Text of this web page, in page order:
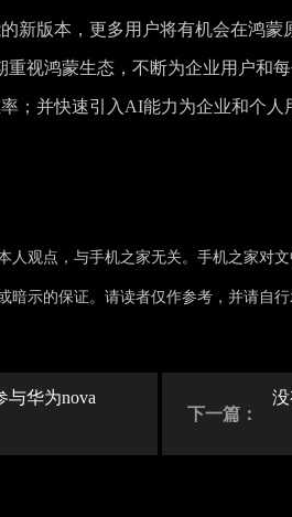
新版本，更多用户将有机会在鸿
重视鸿蒙生态，不断为企业用户和
；并快速引入AI能力为企业和个人
人观点，与手机之家无关。手机之家对
示的保证。请读者仅作参考，并请自行
与华为nova
下一篇：